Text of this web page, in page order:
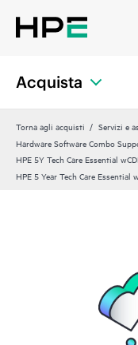
Acquista
Torna agli acquisti Servizi e
Hardware Software Combo
HPE 5Y Tech Care Essential
HPE 5 Year Tech Care Essential